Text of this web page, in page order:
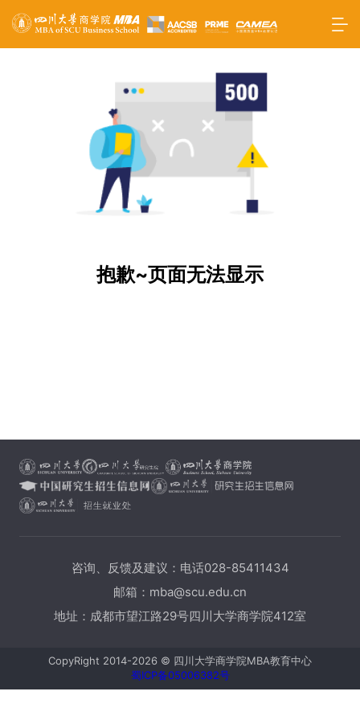
抱歉~页面无法显示
咨询、反馈及建议：电话028-85411434
邮箱：mba@scu.edu.cn
地址：成都市望江路29号四川大学商学院412室
CopyRight 2014-2026 © 四川大学商学院MBA教育中心
蜀ICP备05006382号